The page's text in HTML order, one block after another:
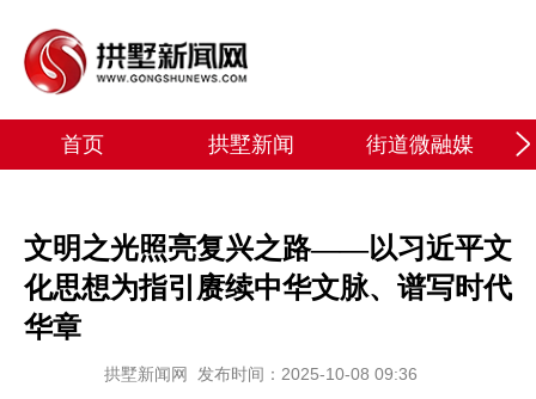
首页 拱墅新闻 街道微融媒
文明之光照亮复兴之路——以习近平文
化思想为指引赓续中华文脉、谱写时代
华章
拱墅新闻网 发布时间：2025-10-08 09:36